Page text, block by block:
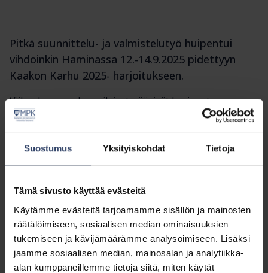
Suostumus Yksityiskohdat Tietoja
Tämä sivusto käyttää evästeitä
Käytämme evästeitä tarjoamamme sisällön ja mainosten
räätälöimiseen, sosiaalisen median ominaisuuksien
tukemiseen ja kävijämäärämme analysoimiseen. Lisäksi
jaamme sosiaalisen median, mainosalan ja analytiikka-
alan kumppaneillemme tietoja siitä, miten käytät
Pitkä suunnittelu- ja valmistelutyö huipentui
vihdoinkin Haminassa 12.-14.9.2025 pidettyyn
Kaakon Karhu 2025- harjoitukseen.
Viikonloppuna kurssilaiset pääsivät harjaantumaan
niin komppanian päällikköinä, tulenjohtajina,
tiedustelijoina, panssarintorjujina jne., kun isossa
kuvassa suoritettiin jääkärikomppanian hyökkäys.
Droonien ilmatiedustelusta saatiin arvokasta dataa
Pilottiharjoitus meni hienosti, ja kurssipalautteesta
saadaan valtavasti arvokasta kehitysideaa harjoituksen
kehittämistä ja eteenpäin viemistä varten.
Kaakon Karhu 2026 tulee olemaan entistä vahvempi!